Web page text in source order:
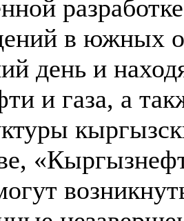
в южных
день и
и газа, а